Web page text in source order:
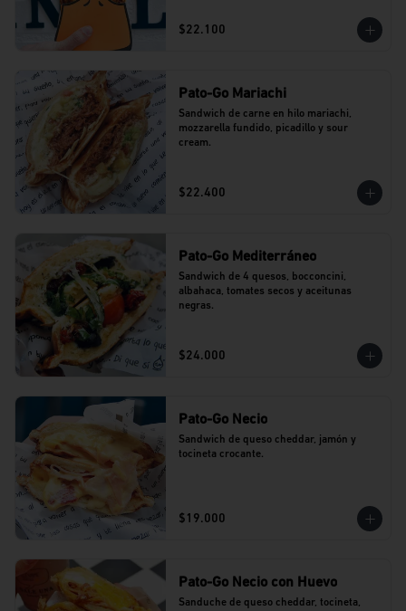
$22.100
Pato-Go Mariachi
Sandwich de carne en hilo mariachi,
mozzarella fundido, picadillo y sour
cream.
$22.400
Pato-Go Mediterráneo
Sandwich de 4 quesos, bocconcini,
albahaca, tomates secos y aceitunas
negras.
$24.000
Pato-Go Necio
Sandwich de queso cheddar, jamón y
tocineta crocante.
$19.000
Pato-Go Necio con Huevo
Sanduche de queso cheddar, tocineta,